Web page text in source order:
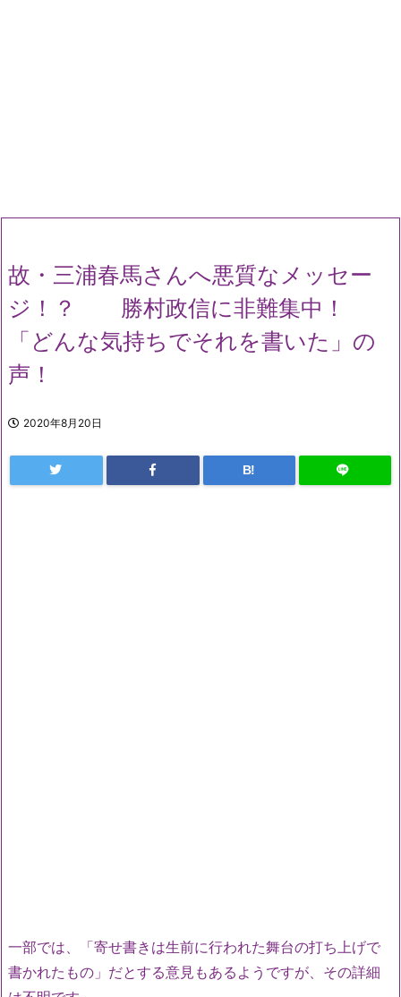
故・三浦春馬さんへ悪質なメッセー
ジ！？ 勝村政信に非難集中！
「どんな気持ちでそれを書いた」の
声！
2020年8月20日
B!
一部では、「寄せ書きは生前に行われた舞台の打ち上げで
書かれたもの」だとする意見もあるようですが、その詳細